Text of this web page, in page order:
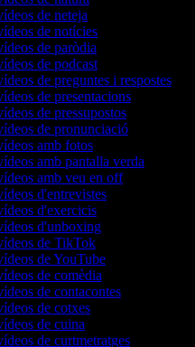
de neteja
de notícies
de paròdia
de podcast
de preguntes i respostes
de presentacions
de pressupostos
de pronunciació
amb fotos
amb pantalla verda
amb veu en off
d'entrevistes
d'exercicis
d'unboxing
de TikTok
de YouTube
de comèdia
de contacontes
de cotxes
de cuina
de curtmetratges